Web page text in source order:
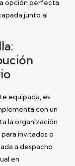
opción perfecta
junto al
equipada, es
con un
la organización
invitados o
a despacho
en